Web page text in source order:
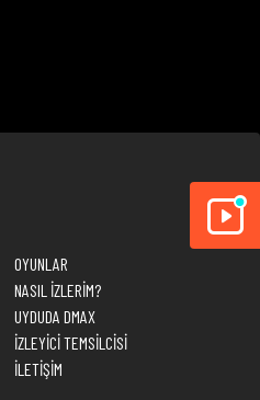
OYUNLAR
NASIL İZLERİM?
UYDUDA DMAX
İZLEYİCİ TEMSİLCİSİ
İLETİŞİM